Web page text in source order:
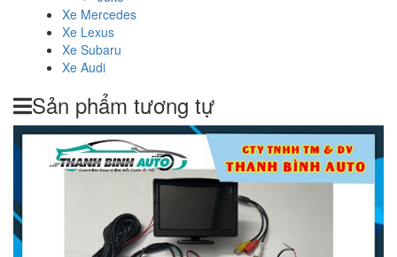
Xe Mercedes
Xe Lexus
Xe Subaru
Xe Audi
Sản phẩm tương tự